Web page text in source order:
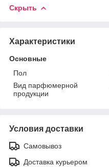
Скрыть
Характеристики
Основные
Пол
Вид парфюмерной
продукции
Условия доставки
Самовывоз
Доставка курьером